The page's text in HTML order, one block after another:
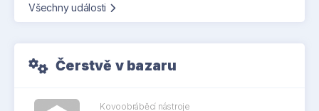
Všechny události
Čerstvě v bazaru
Kovoobráběcí nástroje